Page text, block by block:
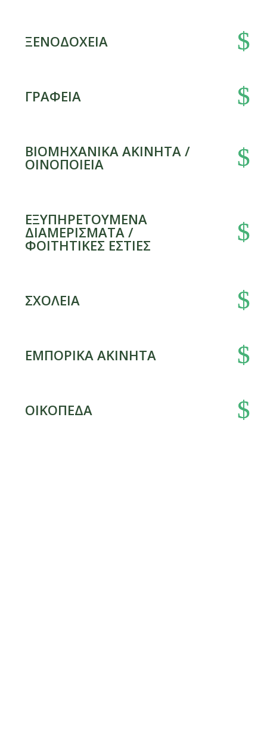
ΞΕΝΟΔΟΧΕΙΑ
ΓΡΑΦΕΙΑ
ΒΙΟΜΗΧΑΝΙΚΑ ΑΚΙΝΗΤΑ /
ΟΙΝΟΠΟΙΕΙΑ
ΕΞΥΠΗΡΕΤΟΥΜΕΝΑ
ΔΙΑΜΕΡΙΣΜΑΤΑ /
ΦΟΙΤΗΤΙΚΕΣ ΕΣΤΙΕΣ
ΣΧΟΛΕΙΑ
ΕΜΠΟΡΙΚΑ ΑΚΙΝΗΤΑ
ΟΙΚΟΠΕΔΑ